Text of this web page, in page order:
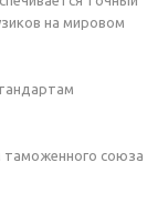
на мировом
союза